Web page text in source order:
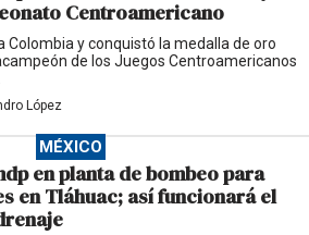
Centroamericano
Colombia y conquistó la medalla de oro
de los Juegos Centroamericanos
López
MÉXICO
en planta de bombeo para
en Tláhuac; así funcionará el